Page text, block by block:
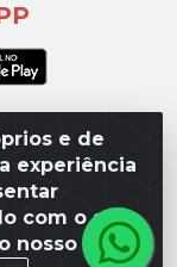
e de
experiência
com o seu
nosso site.
329 – Vila
CEP 15077-
10